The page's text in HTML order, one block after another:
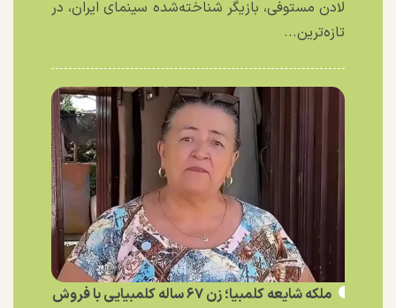
لادن مستوفی، بازیگر شناخته‌شده سینمای ایران، در
تازه‌ترین...
ملکه شایعه کلمبیا؛ زن ۶۷ ساله کلمبیایی با فروش